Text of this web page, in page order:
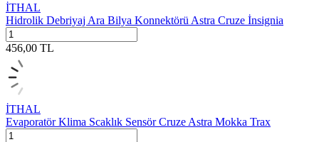
İTHAL
Hidrolik Debriyaj Ara Bilya Konnektörü Astra Cruze İnsignia
456,00 TL
İTHAL
Evaporatör Klima Scaklık Sensör Cruze Astra Mokka Trax